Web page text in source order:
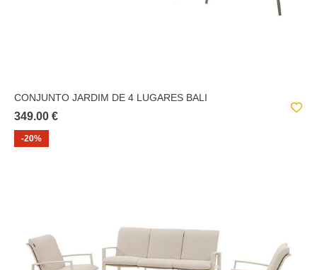
CONJUNTO JARDIM DE 4 LUGARES BALI
349.00 €
-20%